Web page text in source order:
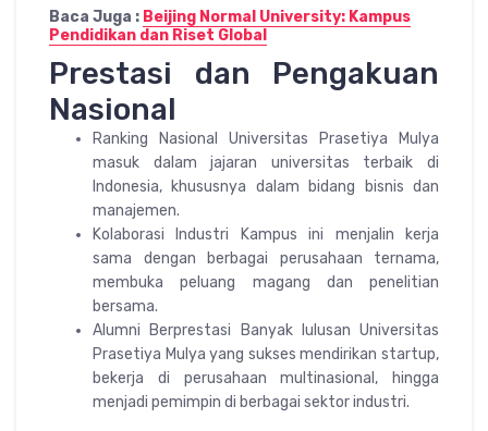
Baca Juga : Beijing Normal University: Kampus
Pendidikan dan Riset Global
Prestasi dan Pengakuan
Nasional
Ranking Nasional Universitas Prasetiya Mulya
masuk dalam jajaran universitas terbaik di
Indonesia, khususnya dalam bidang bisnis dan
manajemen.
Kolaborasi Industri Kampus ini menjalin kerja
sama dengan berbagai perusahaan ternama,
membuka peluang magang dan penelitian
bersama.
Alumni Berprestasi Banyak lulusan Universitas
Prasetiya Mulya yang sukses mendirikan startup,
bekerja di perusahaan multinasional, hingga
menjadi pemimpin di berbagai sektor industri.